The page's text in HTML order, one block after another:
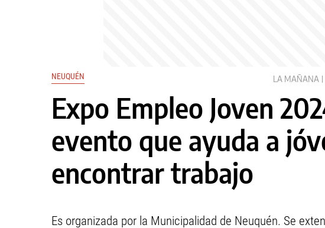
NEUQUÉN LA MAÑANA
Expo Empleo Joven
evento que ayuda a
encontrar trabajo
Es organizada por la Municipalidad de Neuquén. Se